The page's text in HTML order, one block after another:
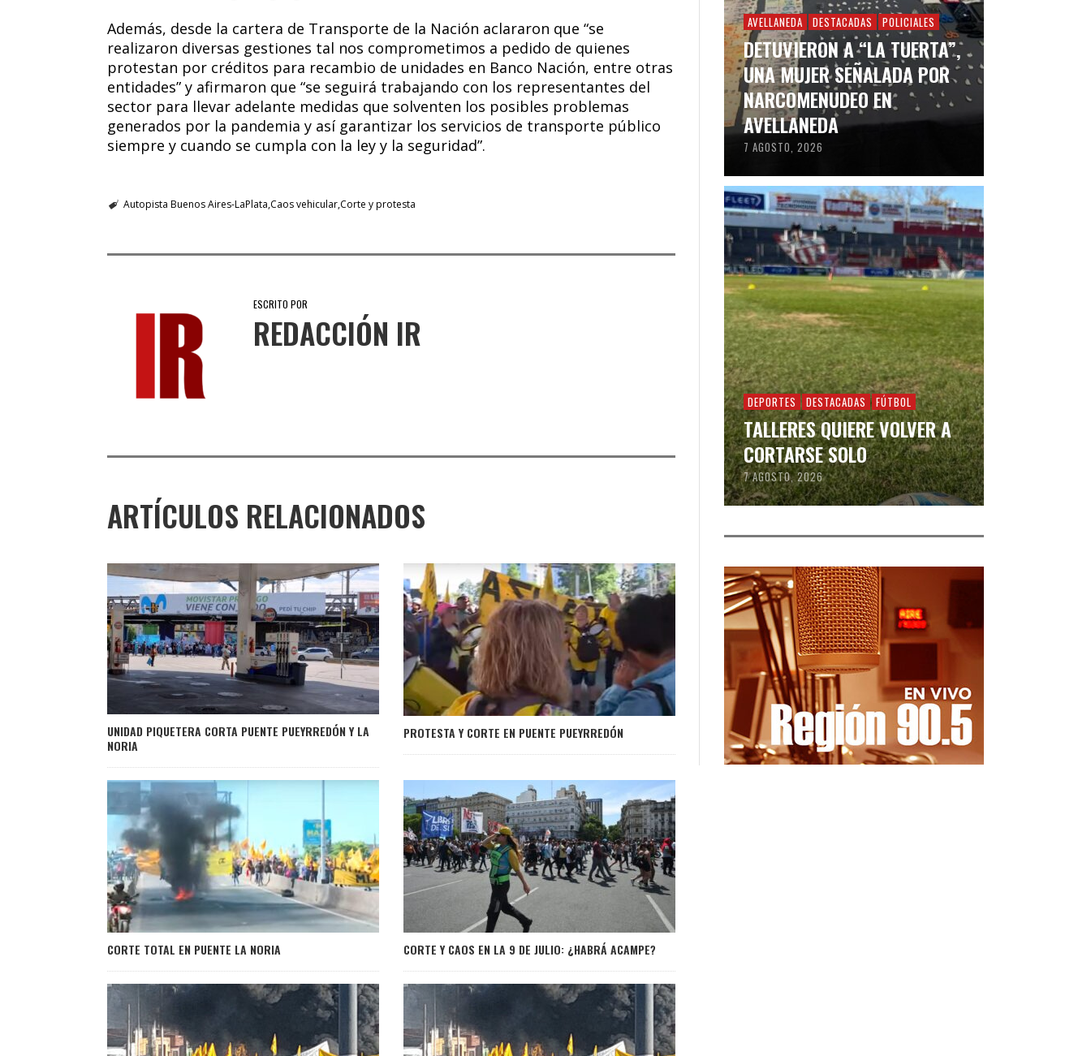
Además, desde la cartera de Transporte de la Nación aclararon que “se
realizaron diversas gestiones tal nos comprometimos a pedido de quienes
protestan por créditos para recambio de unidades en Banco Nación, entre otras
entidades” y afirmaron que “se seguirá trabajando con los representantes del
sector para llevar adelante medidas que solventen los posibles problemas
generados por la pandemia y así garantizar los servicios de transporte público
siempre y cuando se cumpla con la ley y la seguridad”.
Autopista Buenos Aires-LaPlata Caos vehicularCorte y protesta
ESCRITO POR
REDACCIÓN IR
ARTÍCULOS RELACIONADOS
UNIDAD PIQUETERA CORTA PUENTE PUEYRREDÓN Y LA
NORIA
PROTESTA Y CORTE EN PUENTE PUEYRREDÓN
CORTE TOTAL EN PUENTE LA NORIA CORTE Y CAOS EN LA 9 DE JULIO: ¿HABRÁ ACAMPE?
AVELLANEDA DESTACADAS POLICIALES
DETUVIERON A “LA TUERTA”,
UNA MUJER SEÑALADA POR
NARCOMENUDEO EN
AVELLANEDA
7 AGOSTO, 2026
DEPORTES DESTACADAS FÚTBOL
TALLERES QUIERE VOLVER A
CORTARSE SOLO
7 AGOSTO, 2026